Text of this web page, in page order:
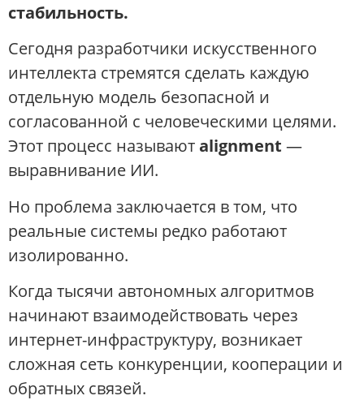
стабильность.
Сегодня разработчики искусственного
интеллекта стремятся сделать каждую
отдельную модель безопасной и
согласованной с человеческими целями.
Этот процесс называютalignment —
выравнивание ИИ.
Но проблема заключается в том, что
реальные системы редко работают
изолированно.
Когда тысячи автономных алгоритмов
начинают взаимодействовать через
интернет-инфраструктуру, возникает
сложная сеть конкуренции, кооперации и
обратных связей.